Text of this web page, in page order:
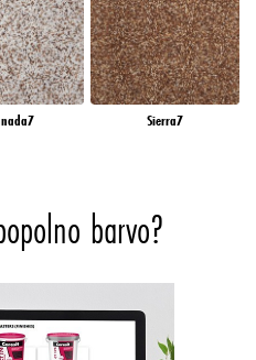
Sierra7
barvo?